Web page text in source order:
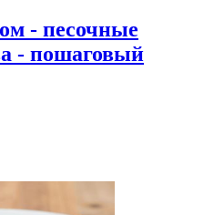
- песочные
- пошаговый